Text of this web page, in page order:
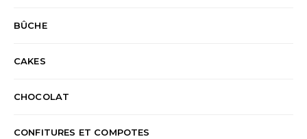
BÛCHE
CAKES
CHOCOLAT
CONFITURES ET COMPOTES